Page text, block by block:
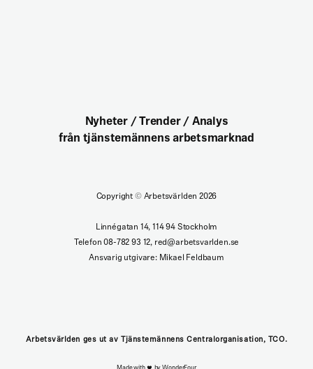
Nyheter / Trender / Analys
från tjänstemännens arbetsmarknad
Copyright ©Arbetsvärlden 2026
Linnégatan 14, 114 94 Stockholm
Telefon 08-782 93 12, red@arbetsvarlden.se
Ansvarig utgivare: Mikael Feldbaum
Arbetsvärlden ges ut av Tjänstemännens Centralorganisation, TCO.